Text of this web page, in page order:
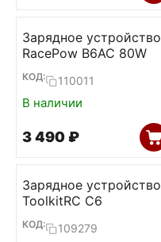
Зарядное устройство
RacePow B6AC 80W
КОД: 110011
В наличии
3 490 ₽
Зарядное устройство
ToolkitRC C6
КОД: 109279